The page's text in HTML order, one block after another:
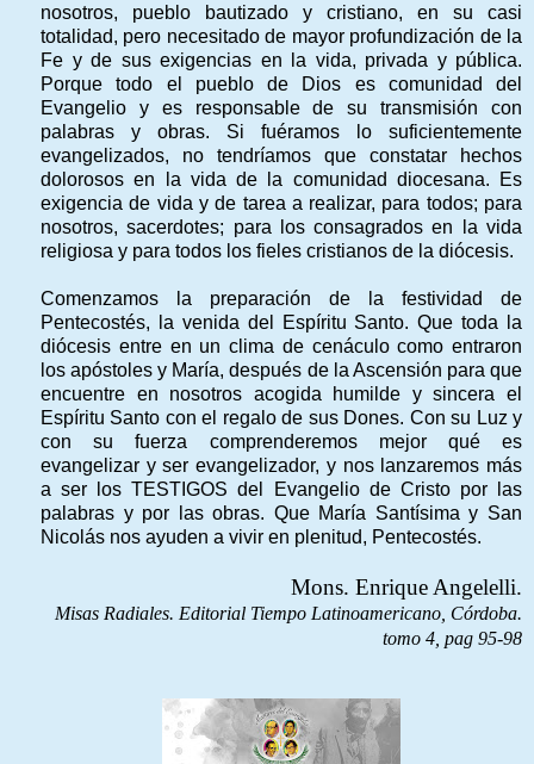
nosotros, pueblo bautizado y cristiano, en su casi
totalidad, pero necesitado de mayor profundización de la
Fe y de sus exigencias en la vida, privada y pública.
Porque todo el pueblo de Dios es comunidad del
Evangelio y es responsable de su transmisión con
palabras y obras. Si fuéramos lo suficientemente
evangelizados, no tendríamos que constatar hechos
dolorosos en la vida de la comunidad diocesana. Es
exigencia de vida y de tarea a realizar, para todos; para
nosotros, sacerdotes; para los consagrados en la vida
religiosa y para todos los fieles cristianos de la diócesis.
Comenzamos la preparación de la festividad de
Pentecostés, la venida del Espíritu Santo. Que toda la
diócesis entre en un clima de cenáculo como entraron
los apóstoles y María, después de la Ascensión para que
encuentre en nosotros acogida humilde y sincera el
Espíritu Santo con el regalo de sus Dones. Con su Luz y
con su fuerza comprenderemos mejor qué es
evangelizar y ser evangelizador, y nos lanzaremos más
a ser los TESTIGOS del Evangelio de Cristo por las
palabras y por las obras. Que María Santísima y San
Nicolás nos ayuden a vivir en plenitud, Pentecostés.
Mons. Enrique Angelelli.
Misas Radiales. Editorial Tiempo Latinoamericano, Córdoba.
tomo 4, pag 95-98